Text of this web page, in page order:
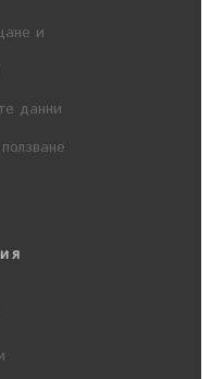
и
данни